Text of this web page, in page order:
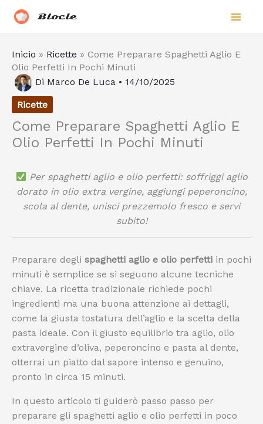
Biocle
Inicio » Ricette » Come Preparare Spaghetti Aglio E
Olio Perfetti In Pochi Minuti
Di Marco De Luca • 14/10/2025
Ricette
Come Preparare Spaghetti Aglio E
Olio Perfetti In Pochi Minuti
Per spaghetti aglio e olio perfetti: soffriggi aglio
dorato in olio extra vergine, aggiungi peperoncino,
scola al dente, unisci prezzemolo fresco e servi
subito!
Preparare degli spaghetti aglio e olio perfetti in pochi
minuti è semplice se si seguono alcune tecniche
chiave. La ricetta tradizionale richiede pochi
ingredienti ma una buona attenzione ai dettagli,
come la giusta tostatura dell’aglio e la scelta della
pasta ideale. Con il giusto equilibrio tra aglio, olio
extravergine d’oliva, peperoncino e pasta al dente,
otterrai un piatto dal sapore intenso e genuino,
pronto in circa 15 minuti.
In questo articolo ti guiderò passo passo per
preparare gli spaghetti aglio e olio perfetti in poco